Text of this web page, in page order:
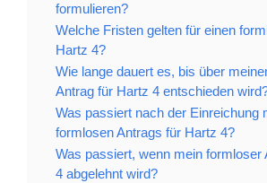
formulieren?
Welche Fristen gelten für einen
Hartz 4?
Wie lange dauert es, bis über
Antrag für Hartz 4 entschieden
Was passiert nach der Einreichung
formlosen Antrags für Hartz 4?
Was passiert, wenn mein formloser
4 abgelehnt wird?